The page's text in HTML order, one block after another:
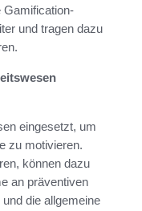
Gamification-
und tragen dazu
eingesetzt, um
zu motivieren.
können dazu
an präventiven
die allgemeine